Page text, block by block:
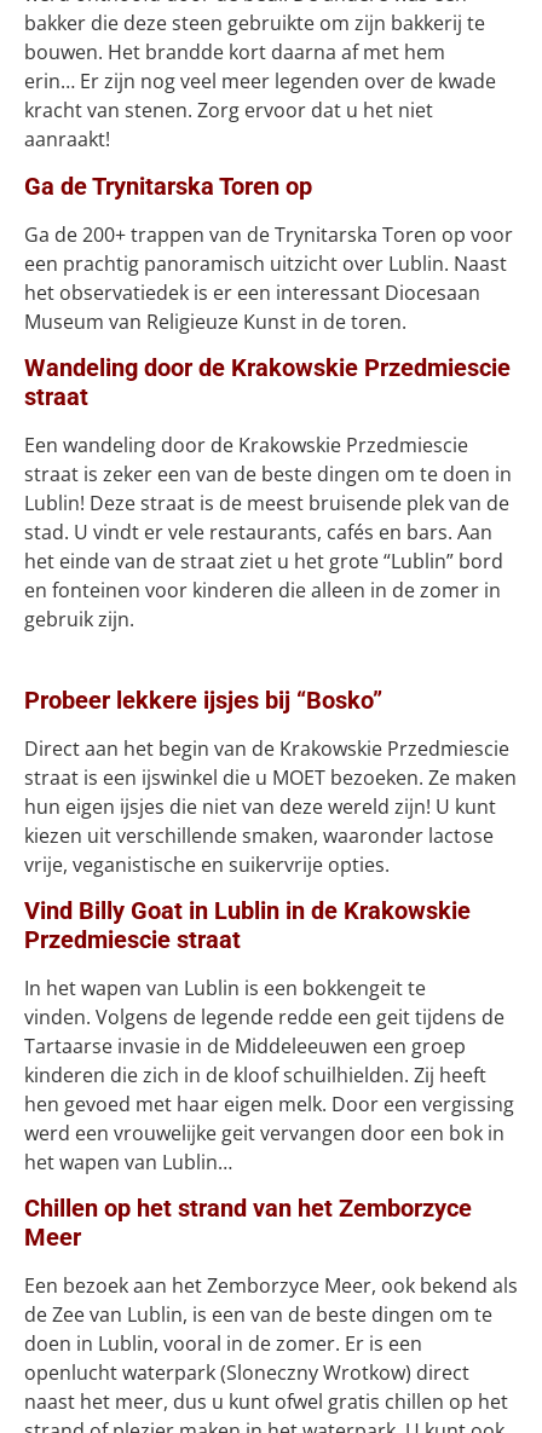
bakker die deze steen gebruikte om zijn bakkerij te
bouwen. Het brandde kort daarna af met hem
erin… Er zijn nog veel meer legenden over de kwade
kracht van stenen. Zorg ervoor dat u het niet
aanraakt!
Ga de Trynitarska Toren op
Ga de 200+ trappen van de Trynitarska Toren op voor
een prachtig panoramisch uitzicht over Lublin. Naast
het observatiedek is er een interessant Diocesaan
Museum van Religieuze Kunst in de toren.
Wandeling door de Krakowskie Przedmiescie
straat
Een wandeling door de Krakowskie Przedmiescie
straat is zeker een van de beste dingen om te doen in
Lublin! Deze straat is de meest bruisende plek van de
stad. U vindt er vele restaurants, cafés en bars. Aan
het einde van de straat ziet u het grote “Lublin” bord
en fonteinen voor kinderen die alleen in de zomer in
gebruik zijn.
Probeer lekkere ijsjes bij “Bosko”
Direct aan het begin van de Krakowskie Przedmiescie
straat is een ijswinkel die u MOET bezoeken. Ze maken
hun eigen ijsjes die niet van deze wereld zijn! U kunt
kiezen uit verschillende smaken, waaronder lactose
vrije, veganistische en suikervrije opties.
Vind Billy Goat in Lublin in de Krakowskie
Przedmiescie straat
In het wapen van Lublin is een bokkengeit te
vinden. Volgens de legende redde een geit tijdens de
Tartaarse invasie in de Middeleeuwen een groep
kinderen die zich in de kloof schuilhielden. Zij heeft
hen gevoed met haar eigen melk. Door een vergissing
werd een vrouwelijke geit vervangen door een bok in
het wapen van Lublin…
Chillen op het strand van het Zemborzyce
Meer
Een bezoek aan het Zemborzyce Meer, ook bekend als
de Zee van Lublin, is een van de beste dingen om te
doen in Lublin, vooral in de zomer. Er is een
openlucht waterpark (Sloneczny Wrotkow) direct
naast het meer, dus u kunt ofwel gratis chillen op het